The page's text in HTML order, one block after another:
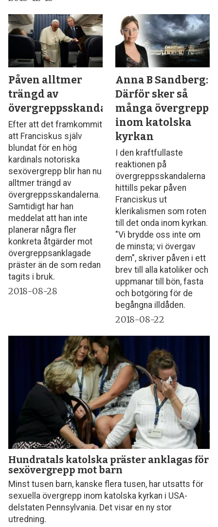
Påven alltmer
trängd av
övergreppsskandalerna
Efter att det framkommit
att Franciskus själv
blundat för en hög
kardinals notoriska
sexövergrepp blir han nu
alltmer trängd av
övergreppsskandalerna.
Samtidigt har han
meddelat att han inte
planerar några fler
konkreta åtgärder mot
övergreppsanklagade
präster än de som redan
tagits i bruk.
2018-08-28
Anna B Sandberg:
Därför sker så
många övergrepp
inom katolska
kyrkan
I den kraftfullaste
reaktionen på
övergreppsskandalerna
hittills pekar påven
Franciskus ut
klerikalismen som roten
till det onda inom kyrkan.
"Vi brydde oss inte om
de minsta; vi övergav
dem", skriver påven i ett
brev till alla katoliker och
uppmanar till bön, fasta
och botgöring för de
begångna illdåden.
2018-08-22
Hundratals katolska präster anklagas för
sexövergrepp mot barn
Minst tusen barn, kanske flera tusen, har utsatts för
sexuella övergrepp inom katolska kyrkan i USA-
delstaten Pennsylvania. Det visar en ny stor
utredning.